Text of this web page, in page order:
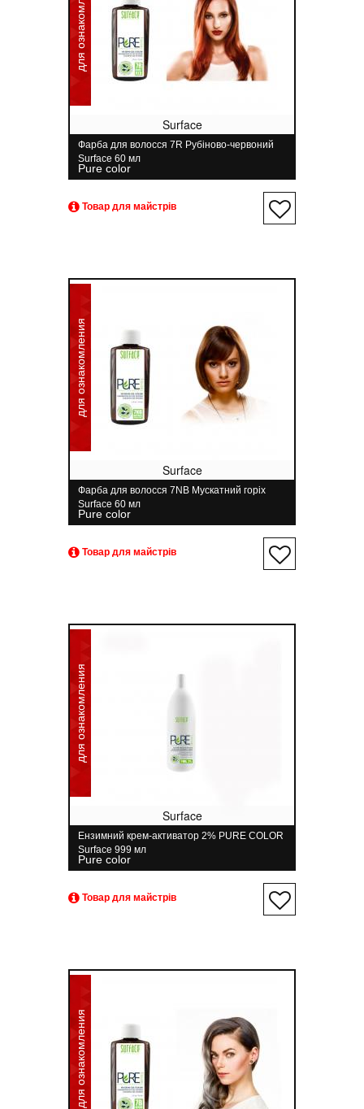
для ознакомления
Surface
Фарба для волосся 7R Рубіново-червоний
Surface 60 мл
Pure color
Товар для майстрів
для ознакомления
Surface
Фарба для волосся 7NB Мускатний горіх
Surface 60 мл
Pure color
Товар для майстрів
для ознакомления
Surface
Ензимний крем-активатор 2% PURE COLOR
Surface 999 мл
Pure color
Товар для майстрів
для ознакомления